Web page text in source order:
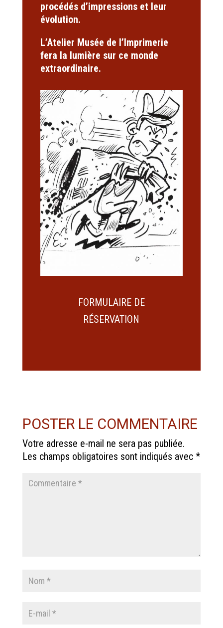
procédés d’impressions et leur
évolution.
L’Atelier Musée de l’Imprimerie
fera la lumière sur ce monde
extraordinaire.
FORMULAIRE DE
RÉSERVATION
POSTER LE COMMENTAIRE
Votre adresse e-mail ne sera pas publiée.
Les champs obligatoires sont indiqués avec *